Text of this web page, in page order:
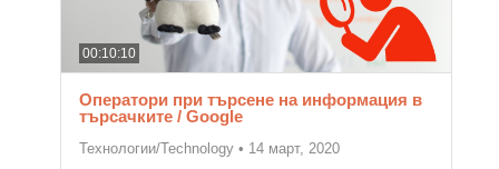
00:10:10
Оператори при търсене на информация в
търсачките / Google
Технологии/Technology • 14 март, 2020